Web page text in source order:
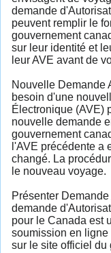
demande
peuvent remplir le
gouvernement
sur leur identité et
leur AVE avant de
Nouvelle Demande
besoin d'une
Électronique (AVE)
nouvelle demande
gouvernement
l'AVE précédente a
changé. La
le nouveau voyage.
Présenter
demande
pour le Canada est
soumission en
sur le site officiel du